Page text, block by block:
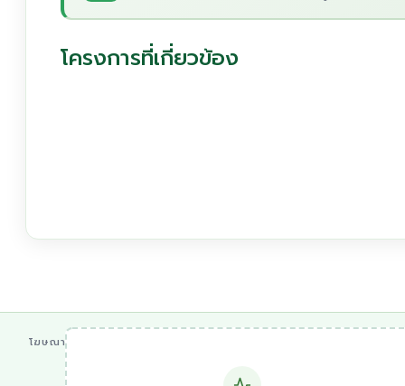
โครงการที่เกี่ยวข้อง
โฆษณา